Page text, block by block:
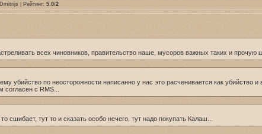
Dmitrijs | Рейтинг: 5.0/2
всех чиновников, правительство наше, мусоров важных таких и прочую
убийство по неосторожности написанно у нас это расченивается как убийство
с RMS...
сшибает, тут то и сказать особо нечего, тут надо покупать Калаш...